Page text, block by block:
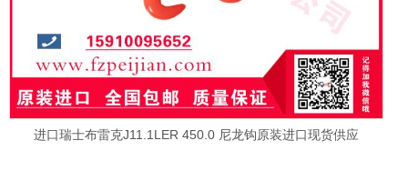
进口瑞士布雷克J11.1LER 450.0 尼龙钩原装进口现货供应